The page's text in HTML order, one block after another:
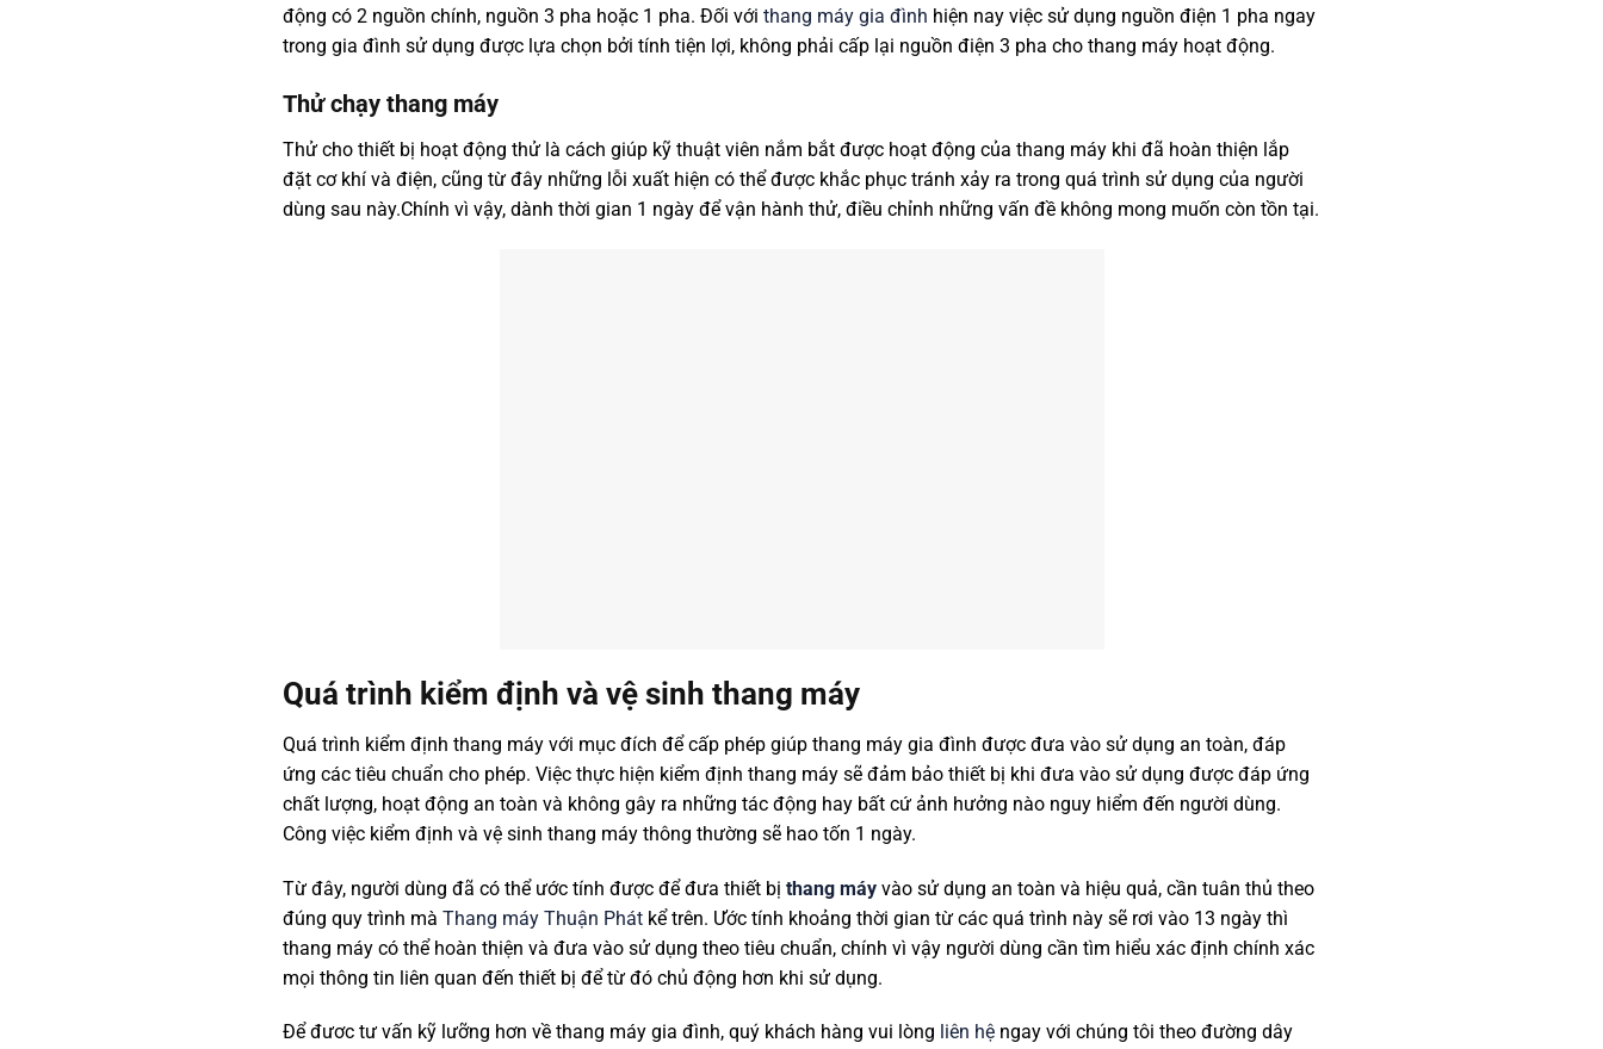
động có 2 nguồn chính, nguồn 3 pha hoặc 1 pha. Đối với thang máy gia đình hiện nay việc sử dụng nguồn điện 1 pha ngay
trong gia đình sử dụng được lựa chọn bởi tính tiện lợi, không phải cấp lại nguồn điện 3 pha cho thang máy hoạt động.
Thử chạy thang máy
Thử cho thiết bị hoạt động thử là cách giúp kỹ thuật viên nắm bắt được hoạt động của thang máy khi đã hoàn thiện lắp
đặt cơ khí và điện, cũng từ đây những lỗi xuất hiện có thể được khắc phục tránh xảy ra trong quá trình sử dụng của người
dùng sau này.Chính vì vậy, dành thời gian 1 ngày để vận hành thử, điều chỉnh những vấn đề không mong muốn còn tồn tại.
Quá trình kiểm định và vệ sinh thang máy
Quá trình kiểm định thang máy với mục đích để cấp phép giúp thang máy gia đình được đưa vào sử dụng an toàn, đáp
ứng các tiêu chuẩn cho phép. Việc thực hiện kiểm định thang máy sẽ đảm bảo thiết bị khi đưa vào sử dụng được đáp ứng
chất lượng, hoạt động an toàn và không gây ra những tác động hay bất cứ ảnh hưởng nào nguy hiểm đến người dùng.
Công việc kiểm định và vệ sinh thang máy thông thường sẽ hao tốn 1 ngày.
Từ đây, người dùng đã có thể ước tính được để đưa thiết bị thang máy vào sử dụng an toàn và hiệu quả, cần tuân thủ theo
đúng quy trình mà Thang máy Thuận Phát kể trên. Ước tính khoảng thời gian từ các quá trình này sẽ rơi vào 13 ngày thì
thang máy có thể hoàn thiện và đưa vào sử dụng theo tiêu chuẩn, chính vì vậy người dùng cần tìm hiểu xác định chính xác
mọi thông tin liên quan đến thiết bị để từ đó chủ động hơn khi sử dụng.
Để đươc tư vấn kỹ lưỡng hơn về thang máy gia đình, quý khách hàng vui lòng liên hệ ngay với chúng tôi theo đường dây